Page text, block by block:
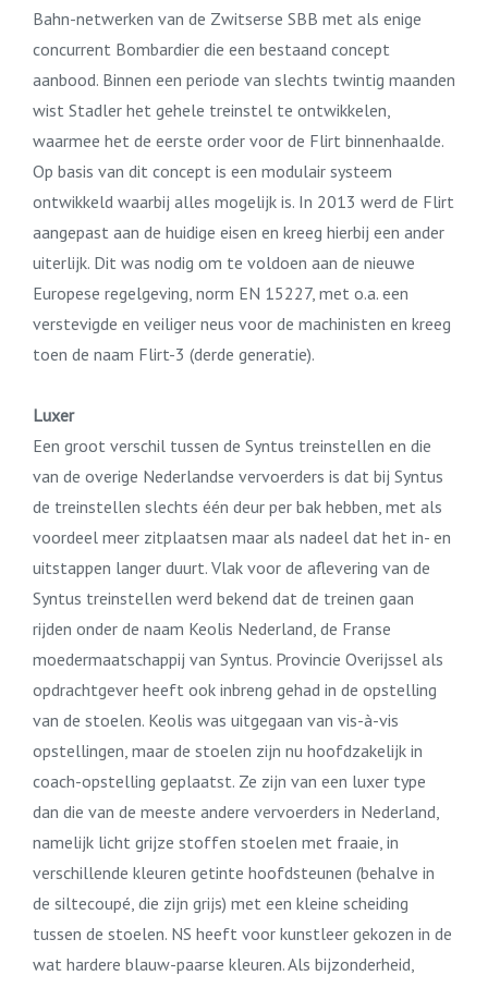
Bahn-netwerken van de Zwitserse SBB met als enige
concurrent Bombardier die een bestaand concept
aanbood. Binnen een periode van slechts twintig maanden
wist Stadler het gehele treinstel te ontwikkelen,
waarmee het de eerste order voor de Flirt binnenhaalde.
Op basis van dit concept is een modulair systeem
ontwikkeld waarbij alles mogelijk is. In 2013 werd de Flirt
aangepast aan de huidige eisen en kreeg hierbij een ander
uiterlijk. Dit was nodig om te voldoen aan de nieuwe
Europese regelgeving, norm EN 15227, met o.a. een
verstevigde en veiliger neus voor de machinisten en kreeg
toen de naam Flirt-3 (derde generatie).
Luxer
Een groot verschil tussen de Syntus treinstellen en die
van de overige Nederlandse vervoerders is dat bij Syntus
de treinstellen slechts één deur per bak hebben, met als
voordeel meer zitplaatsen maar als nadeel dat het in- en
uitstappen langer duurt. Vlak voor de aflevering van de
Syntus treinstellen werd bekend dat de treinen gaan
rijden onder de naam Keolis Nederland, de Franse
moedermaatschappij van Syntus. Provincie Overijssel als
opdrachtgever heeft ook inbreng gehad in de opstelling
van de stoelen. Keolis was uitgegaan van vis-à-vis
opstellingen, maar de stoelen zijn nu hoofdzakelijk in
coach-opstelling geplaatst. Ze zijn van een luxer type
dan die van de meeste andere vervoerders in Nederland,
namelijk licht grijze stoffen stoelen met fraaie, in
verschillende kleuren getinte hoofdsteunen (behalve in
de siltecoupé, die zijn grijs) met een kleine scheiding
tussen de stoelen. NS heeft voor kunstleer gekozen in de
wat hardere blauw-paarse kleuren. Als bijzonderheid,